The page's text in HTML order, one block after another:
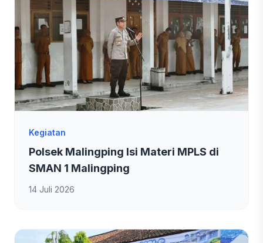
Kegiatan
Polsek Malingping Isi Materi MPLS di
SMAN 1 Malingping
14 Juli 2026